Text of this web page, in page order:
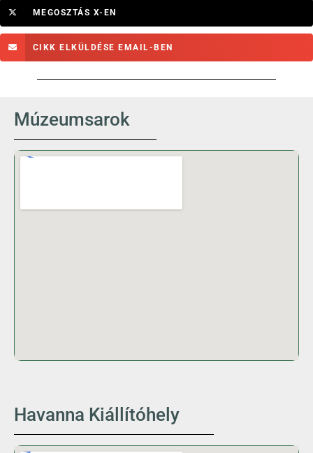
MEGOSZTÁS X-EN
CIKK ELKÜLDÉSE EMAIL-BEN
Múzeumsarok
Havanna Kiállítóhely